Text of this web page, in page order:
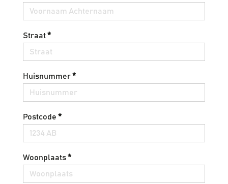
Straat*
Huisnummer*
Postcode *
Woonplaats*